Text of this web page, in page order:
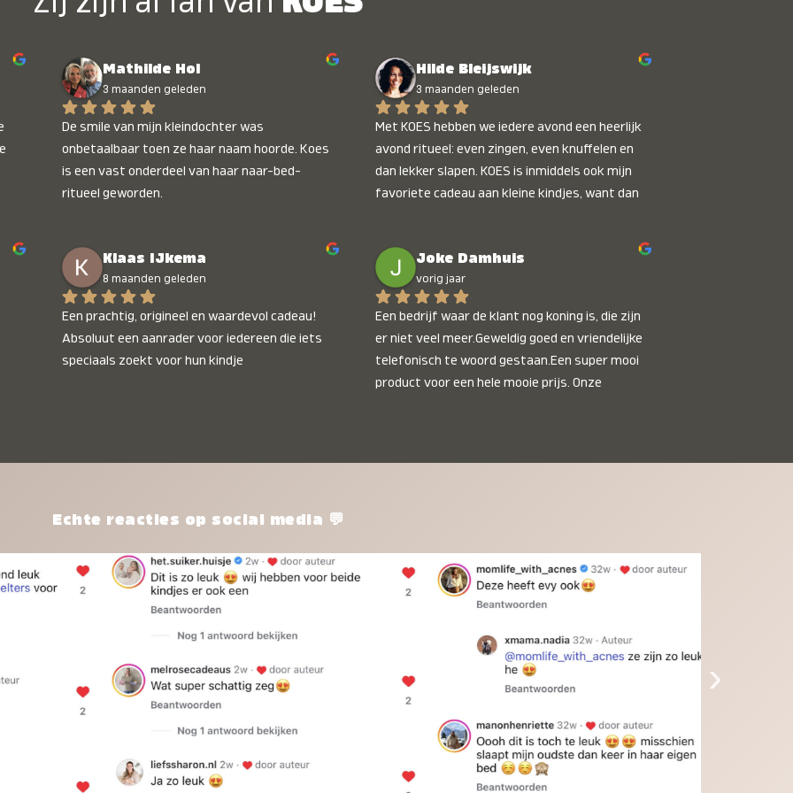
Mathilde Hol
3 maanden geleden
De smile van mijn kleindochter was
onbetaalbaar toen ze haar naam hoorde. Koes
is een vast onderdeel van haar naar-bed-
ritueel geworden.
Hilde Bleijswijk
3 maanden geleden
Met KOES hebben we iedere avond een heerlijk
avond ritueel: even zingen, even knuffelen en
dan lekker slapen. KOES is inmiddels ook mijn
favoriete cadeau aan kleine kindjes, want dan
onbetaalbaar :)
Klaas IJkema
8 maanden geleden
Een prachtig, origineel en waardevol cadeau!
Absoluut een aanrader voor iedereen die iets
speciaals zoekt voor hun kindje
Joke Damhuis
vorig jaar
Een bedrijf waar de klant nog koning is, die zijn
er niet veel meer.Geweldig goed en vriendelijke
telefonisch te woord gestaan.Een super mooi
product voor een hele mooie prijs. Onze
Echte reacties op social media 💬
›